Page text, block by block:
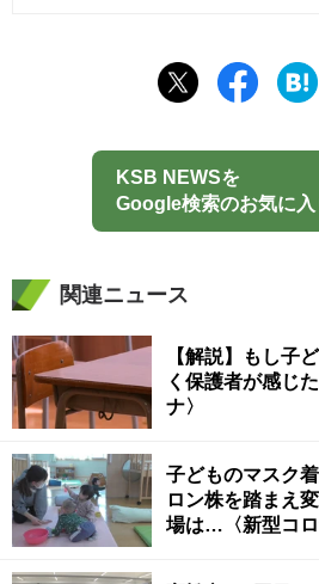
KSB NEWSを
Google検索のお気に入
関連ニュース
【解説】もし子
く保護者が感じ
ナ〉
子どものマスク
ロン株を踏まえ
場は…〈新型コロ